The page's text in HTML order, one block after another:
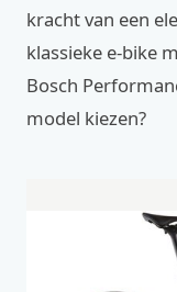
kracht van een
klassieke e-bike
Bosch
model kiezen?